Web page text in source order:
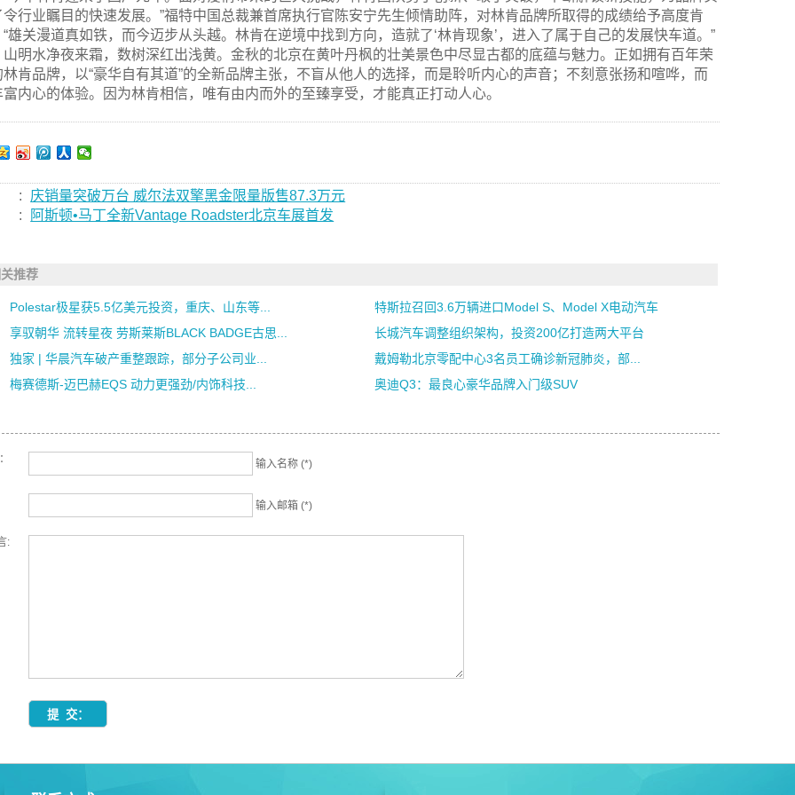
令行业瞩目的快速发展。”福特中国总裁兼首席执行官陈安宁先生倾情助阵，对林肯品牌所取得的成绩给予高度肯
“雄关漫道真如铁，而今迈步从头越。林肯在逆境中找到方向，造就了‘林肯现象’，进入了属于自己的发展快车道。”
山明水净夜来霜，数树深红出浅黄。金秋的北京在黄叶丹枫的壮美景色中尽显古都的底蕴与魅力。正如拥有百年荣
林肯品牌，以“豪华自有其道”的全新品牌主张，不盲从他人的选择，而是聆听内心的声音；不刻意张扬和喧哗，而
富内心的体验。因为林肯相信，唯有由内而外的至臻享受，才能真正打动人心。
:
庆销量突破万台 威尔法双擎黑金限量版售87.3万元
:
阿斯顿•马丁全新Vantage Roadster北京车展首发
推荐
Polestar极星获5.5亿美元投资，重庆、山东等...
特斯拉召回3.6万辆进口Model S、Model X电动汽车
享驭朝华 流转星夜 劳斯莱斯BLACK BADGE古思...
长城汽车调整组织架构，投资200亿打造两大平台
独家 | 华晨汽车破产重整跟踪，部分子公司业...
戴姆勒北京零配中心3名员工确诊新冠肺炎，部...
梅赛德斯-迈巴赫EQS 动力更强劲/内饰科技...
奥迪Q3：最良心豪华品牌入门级SUV
输入名称 (*)
输入邮箱 (*)
: